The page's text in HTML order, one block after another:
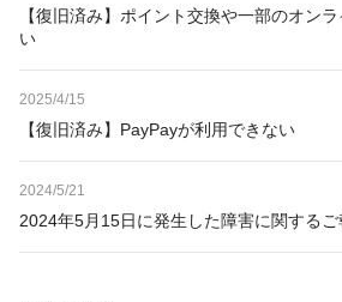
【復旧済み】ポイント交換や一部のオン
い
2025/4/15
【復旧済み】PayPayが利用できない
2024/5/21
2024年5月15日に発生した障害に関するご